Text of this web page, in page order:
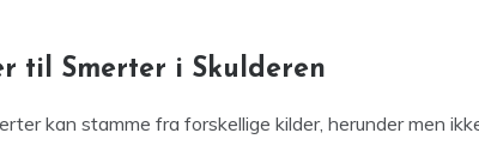
til Smerter i Skulderen
kan stamme fra forskellige kilder, herunder men